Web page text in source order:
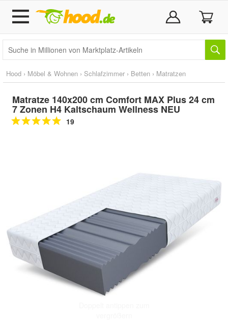
Hood › Möbel & Wohnen › Schlafzimmer › Betten › Matratzen
Matratze 140x200 cm Comfort MAX Plus 24 cm
7 Zonen H4 Kaltschaum Wellness NEU
19